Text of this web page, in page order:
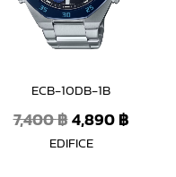
ECB-10DB-1B
7,400฿4,890฿
EDIFICE